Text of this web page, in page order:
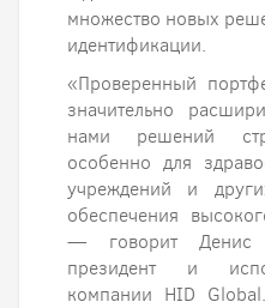
множество новых
идентификации.
«Проверенный
значительно
нами решений
особенно для
учреждений и
обеспечения
— говорит Денис
президент и
компании HID